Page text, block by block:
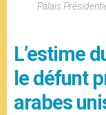
Palais
L’estime
le défunt
arabes